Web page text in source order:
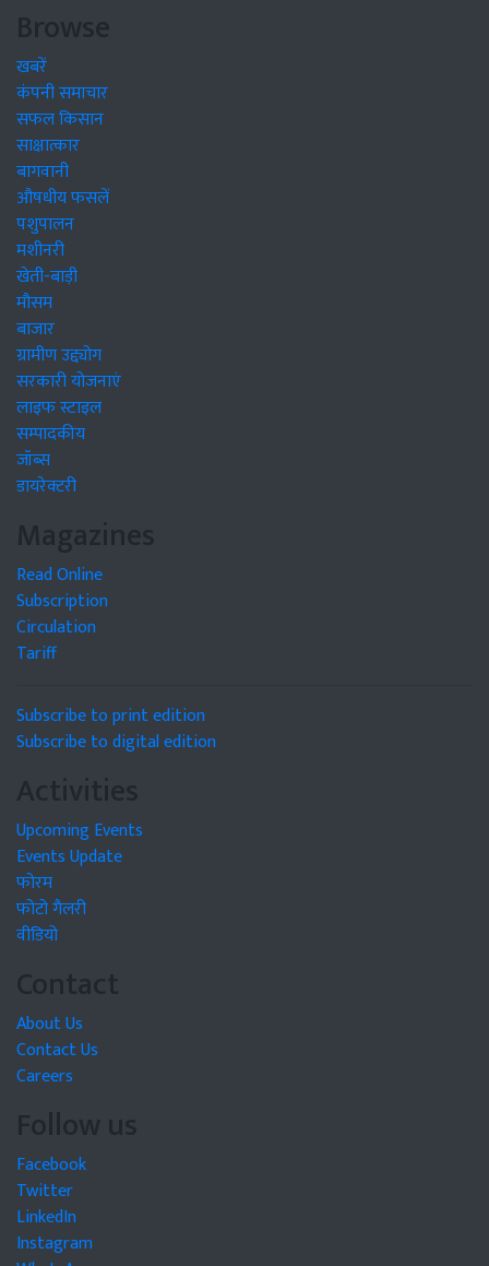
Browse
खबरें
कंपनी समाचार
सफल किसान
साक्षात्कार
बागवानी
औषधीय फसलें
पशुपालन
मशीनरी
खेती-बाड़ी
मौसम
बाजार
ग्रामीण उद्द्योग
सरकारी योजनाएं
लाइफ स्टाइल
सम्पादकीय
जॉब्स
डायरेक्टरी
Magazines
Read Online
Subscription
Circulation
Tariff
Subscribe to print edition
Subscribe to digital edition
Activities
Upcoming Events
Events Update
फोरम
फोटो गैलरी
वीडियो
Contact
About Us
Contact Us
Careers
Follow us
Facebook
Twitter
LinkedIn
Instagram